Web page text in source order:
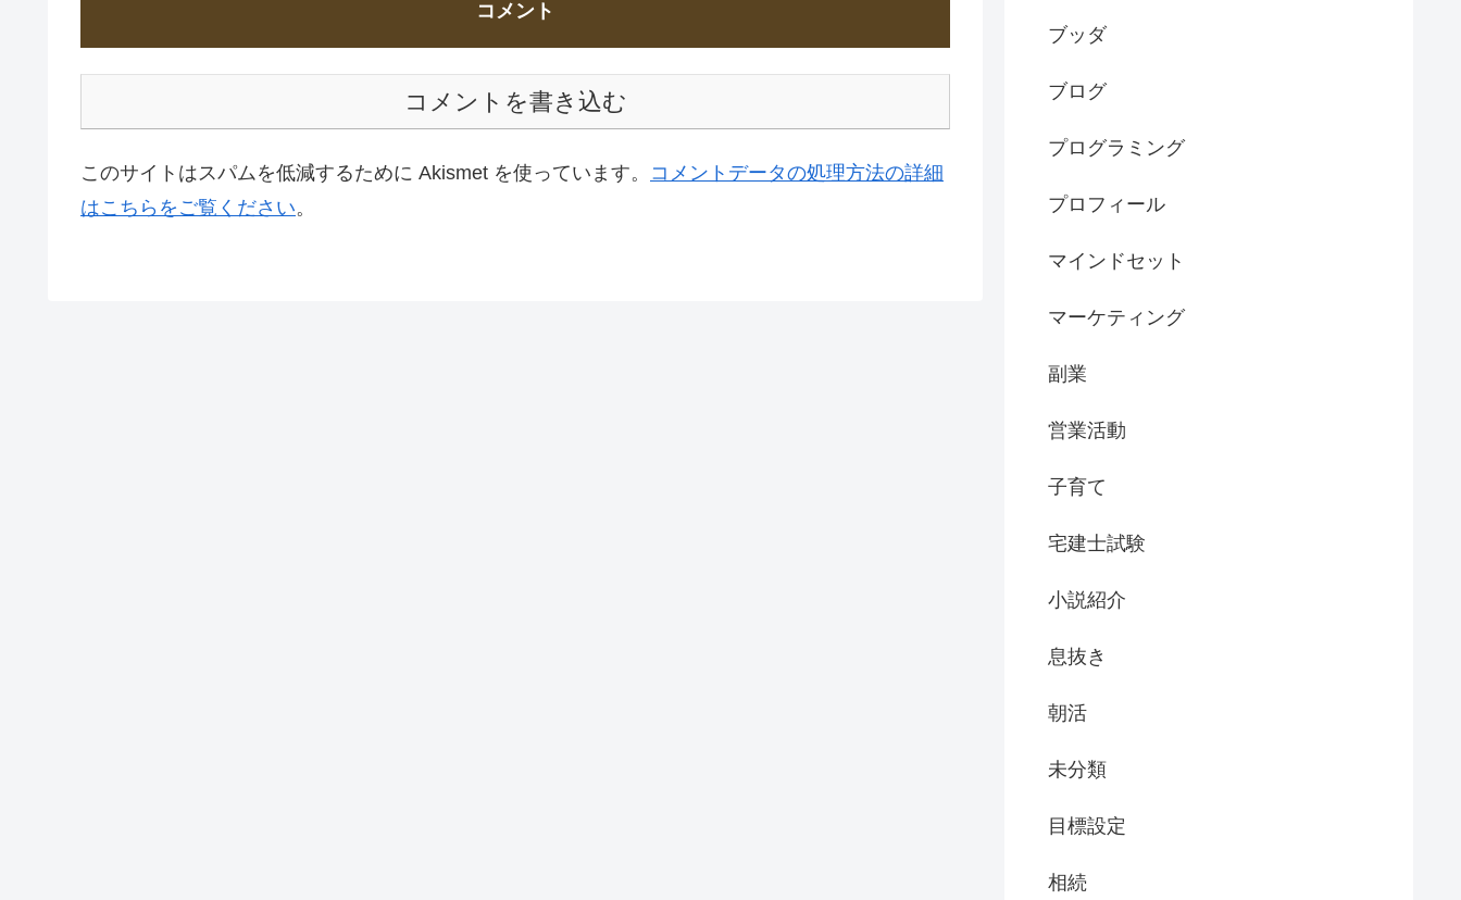
コメント
コメントを書き込む
このサイトはスパムを低減するために Akismet を使っています。 コメントデータの処理方法の詳細
はこちらをご覧ください。
ブッダ
ブログ
プログラミング
プロフィール
マインドセット
マーケティング
副業
営業活動
子育て
宅建士試験
小説紹介
息抜き
朝活
未分類
目標設定
相続